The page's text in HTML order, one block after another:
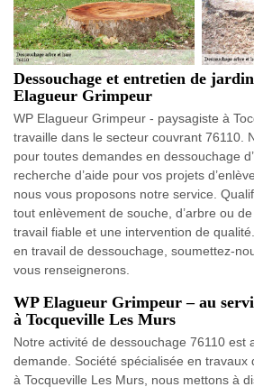
Dessouchage et entretien de
Elagueur Grimpeur
WP Elagueur Grimpeur - paysagiste à
travaille dans le secteur couvrant 76110.
pour toutes demandes en dessouchage
recherche d’aide pour vos projets
nous vous proposons notre service.
tout enlèvement de souche, d’arbre ou
travail fiable et une intervention de
en travail de dessouchage, soumettez-
vous renseignerons.
WP Elagueur Grimpeur – au
à Tocqueville Les Murs
Notre activité de dessouchage 76110 est
demande. Société spécialisée en travaux
à Tocqueville Les Murs, nous mettons à